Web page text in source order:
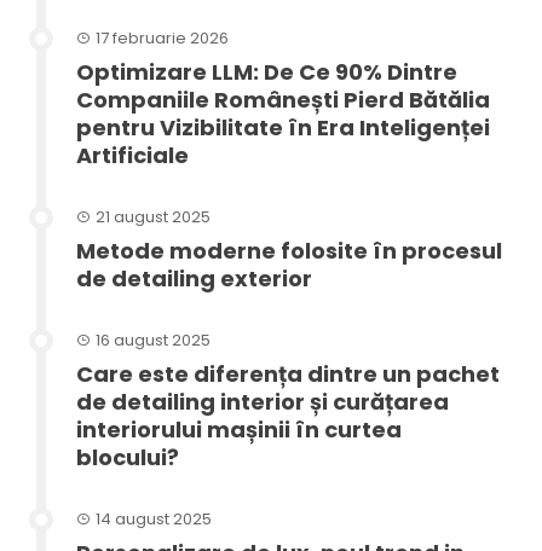
17 februarie 2026
Optimizare LLM: De Ce 90% Dintre
Companiile Românești Pierd Bătălia
pentru Vizibilitate în Era Inteligenței
Artificiale
21 august 2025
Metode moderne folosite în procesul
de detailing exterior
16 august 2025
Care este diferența dintre un pachet
de detailing interior și curățarea
interiorului mașinii în curtea
blocului?
14 august 2025